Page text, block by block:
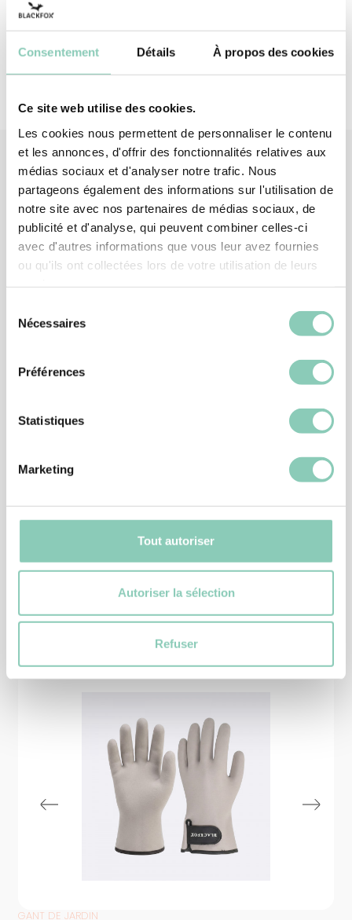
Consentement Détails À propos des cookies
Ce site web utilise des cookies.
Les cookies nous permettent de personnaliser le contenu
et les annonces, d'offrir des fonctionnalités relatives aux
médias sociaux et d'analyser notre trafic. Nous
partageons également des informations sur l'utilisation de
notre site avec nos partenaires de médias sociaux, de
publicité et d'analyse, qui peuvent combiner celles-ci
avec d'autres informations que vous leur avez fournies
ou qu'ils ont collectées lors de votre utilisation de leurs
Nécessaires
Préférences
Statistiques
Marketing
Tout autoriser
Autoriser la sélection
Refuser
Paume
Produits associés
CHAUSSURE JARDIN
39,90 €
Produits similaires
GANT DE JARDIN